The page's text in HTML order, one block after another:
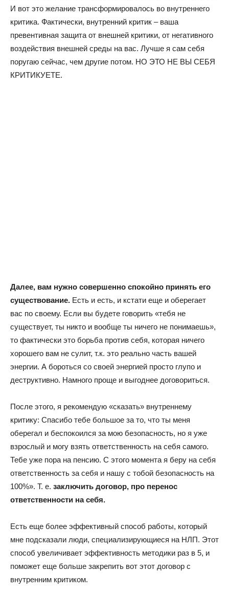
И вот это желание трансформировалось во внутреннего
критика. Фактически, внутренний критик – ваша
превентивная защита от внешней критики, от негативного
воздействия внешней среды на вас. Лучше я сам себя
поругаю сейчас, чем другие потом. НО ЭТО НЕ ВЫ СЕБЯ
КРИТИКУЕТЕ.
Далее, вам нужно совершенно спокойно принять его
существование. Есть и есть, и кстати еще и оберегает
вас по своему. Если вы будете говорить «тебя не
существует, ты никто и вообще ты ничего не понимаешь»,
то фактически это борьба против себя, которая ничего
хорошего вам не сулит, т.к. это реально часть вашей
энергии. А бороться со своей энергией просто глупо и
деструктивно. Намного проще и выгоднее договориться.
После этого, я рекомендую «сказать» внутреннему
критику: Спасибо тебе большое за то, что ты меня
оберегал и беспокоился за мою безопасность, но я уже
взрослый и могу взять ответственность на себя самого.
Тебе уже пора на пенсию. С этого момента я беру на себя
ответственность за себя и нашу с тобой безопасность на
100%». Т. е. заключить договор, про перенос
ответственности на себя.
Есть еще более эффективный способ работы, который
мне подсказали люди, специализирующиеся на НЛП. Этот
способ увеличивает эффективность методики раз в 5, и
поможет еще больше закрепить вот этот договор с
внутренним критиком.